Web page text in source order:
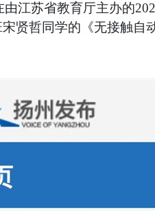
江苏省教育厅主办的
贤哲同学的《无接触自